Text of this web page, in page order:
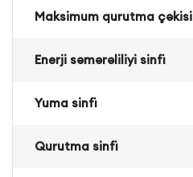
Maksimum qurutma çəkisi
Enerji səmərəliliyi sinfi
Yuma sinfi
Qurutma sinfi